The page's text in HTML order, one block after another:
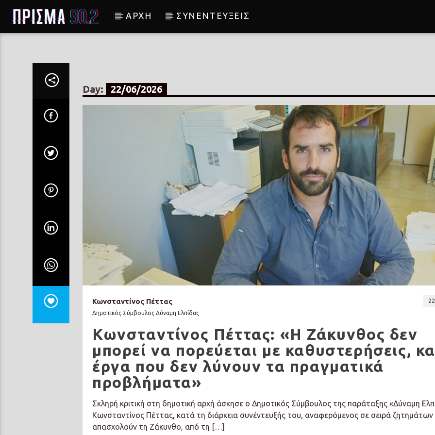
ΑΡΧΗ ΣΥΝΕΝΤΕΥΞΕΙΣ
Day: 22/06/2026
Κωνσταντίνος Πέττας
Δημοτικός Σύμβουλος Δύναμη Ελπίδας
Κωνσταντίνος Πέττας: «Η Ζάκυνθος δεν
μπορεί να πορεύεται με καθυστερήσεις,
έργα που δεν λύνουν τα πραγματικά
προβλήματα»
Σκληρή κριτική στη δημοτική αρχή άσκησε ο Δημοτικός Σύμβουλος της παράταξης «Δύναμη
Κωνσταντίνος Πέττας, κατά τη διάρκεια συνέντευξής του, αναφερόμενος σε σειρά ζητημάτων
απασχολούν τη Ζάκυνθο, από τη […]